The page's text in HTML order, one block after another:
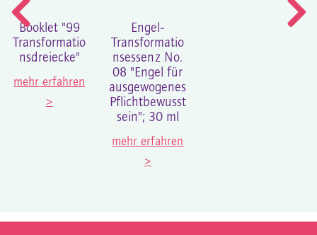
Booklet "99
Transformatio
nsdreiecke"
mehr erfahren
>
Engel-
Transformatio
nsessenz No.
08 "Engel für
ausgewogenes
Pflichtbewusst
sein"; 30 ml
mehr erfahren
>